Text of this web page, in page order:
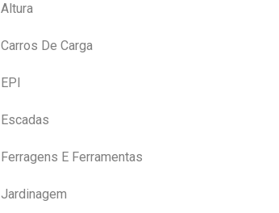
Altura
Carros De Carga
EPI
Escadas
Ferragens E Ferramentas
Jardinagem